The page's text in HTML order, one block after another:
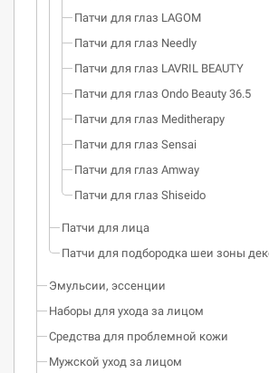
Патчи для глаз LAGOM
Патчи для глаз Needly
Патчи для глаз LAVRIL BEAUTY
Патчи для глаз Ondo Beauty 36.5
Патчи для глаз Meditherapy
Патчи для глаз Sensai
Патчи для глаз Amway
Патчи для глаз Shiseido
Патчи для лица
Патчи для подбородка шеи зоны
Эмульсии, эссенции
Наборы для ухода за лицом
Средства для проблемной кожи
Мужской уход за лицом